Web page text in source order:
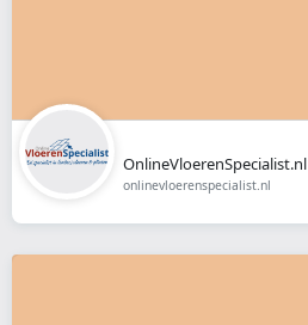
OnlineVloerenSpecialist.nl
onlinevloerenspecialist.nl